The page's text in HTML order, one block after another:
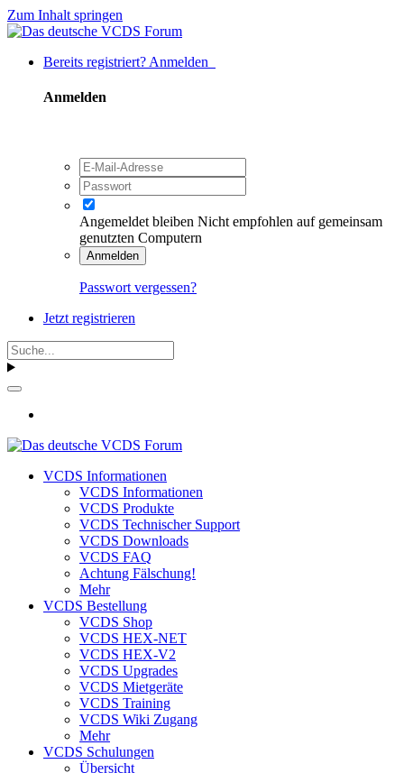
Zum Inhalt springen
Bereits registriert? Anmelden
Anmelden
Angemeldet bleiben Nicht empfohlen auf gemeinsam
genutzten Computern
Anmelden
Passwort vergessen?
Jetzt registrieren
VCDS Informationen
VCDS Informationen
VCDS Produkte
VCDS Technischer Support
VCDS Downloads
VCDS FAQ
Achtung Fälschung!
Mehr
VCDS Bestellung
VCDS Shop
VCDS HEX-NET
VCDS HEX-V2
VCDS Upgrades
VCDS Mietgeräte
VCDS Training
VCDS Wiki Zugang
Mehr
VCDS Schulungen
Übersicht